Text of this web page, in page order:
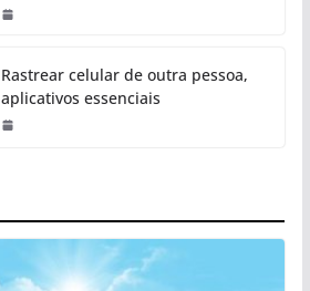
Rastrear celular de outra pessoa,
aplicativos essenciais